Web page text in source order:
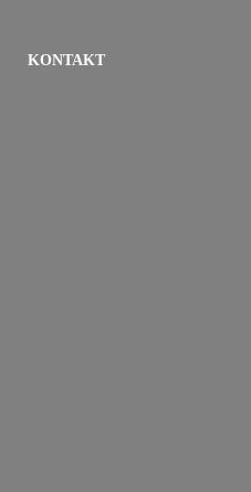
KONTAKT